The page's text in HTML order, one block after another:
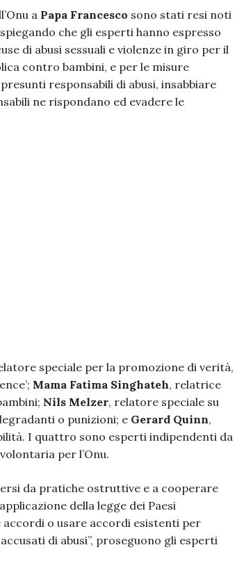
a Papa Francesco sono stati resi noti
che gli esperti hanno espresso
di abusi sessuali e violenze in giro per il
contro bambini, e per le misure
responsabili di abusi, insabbiare
ne rispondano ed evadere le
speciale per la promozione di verità,
Mama Fatima Singhateh, relatrice
Nils Melzer, relatore speciale su
o punizioni; e Gerard Quinn,
I quattro sono esperti indipendenti da
per l’Onu.
da pratiche ostruttive e a cooperare
della legge dei Paesi
o usare accordi esistenti per
di abusi”, proseguono gli esperti